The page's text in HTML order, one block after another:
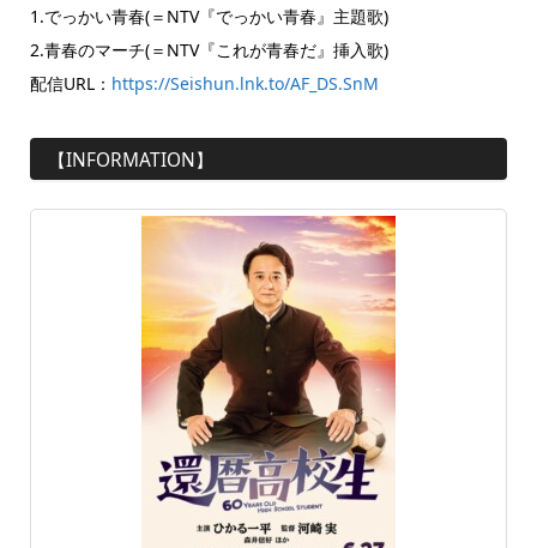
1.でっかい青春(＝NTV『でっかい青春』主題歌)
2.青春のマーチ(＝NTV『これが青春だ』挿入歌)
配信URL： https://Seishun.lnk.to/AF_DS.SnM
【INFORMATION】